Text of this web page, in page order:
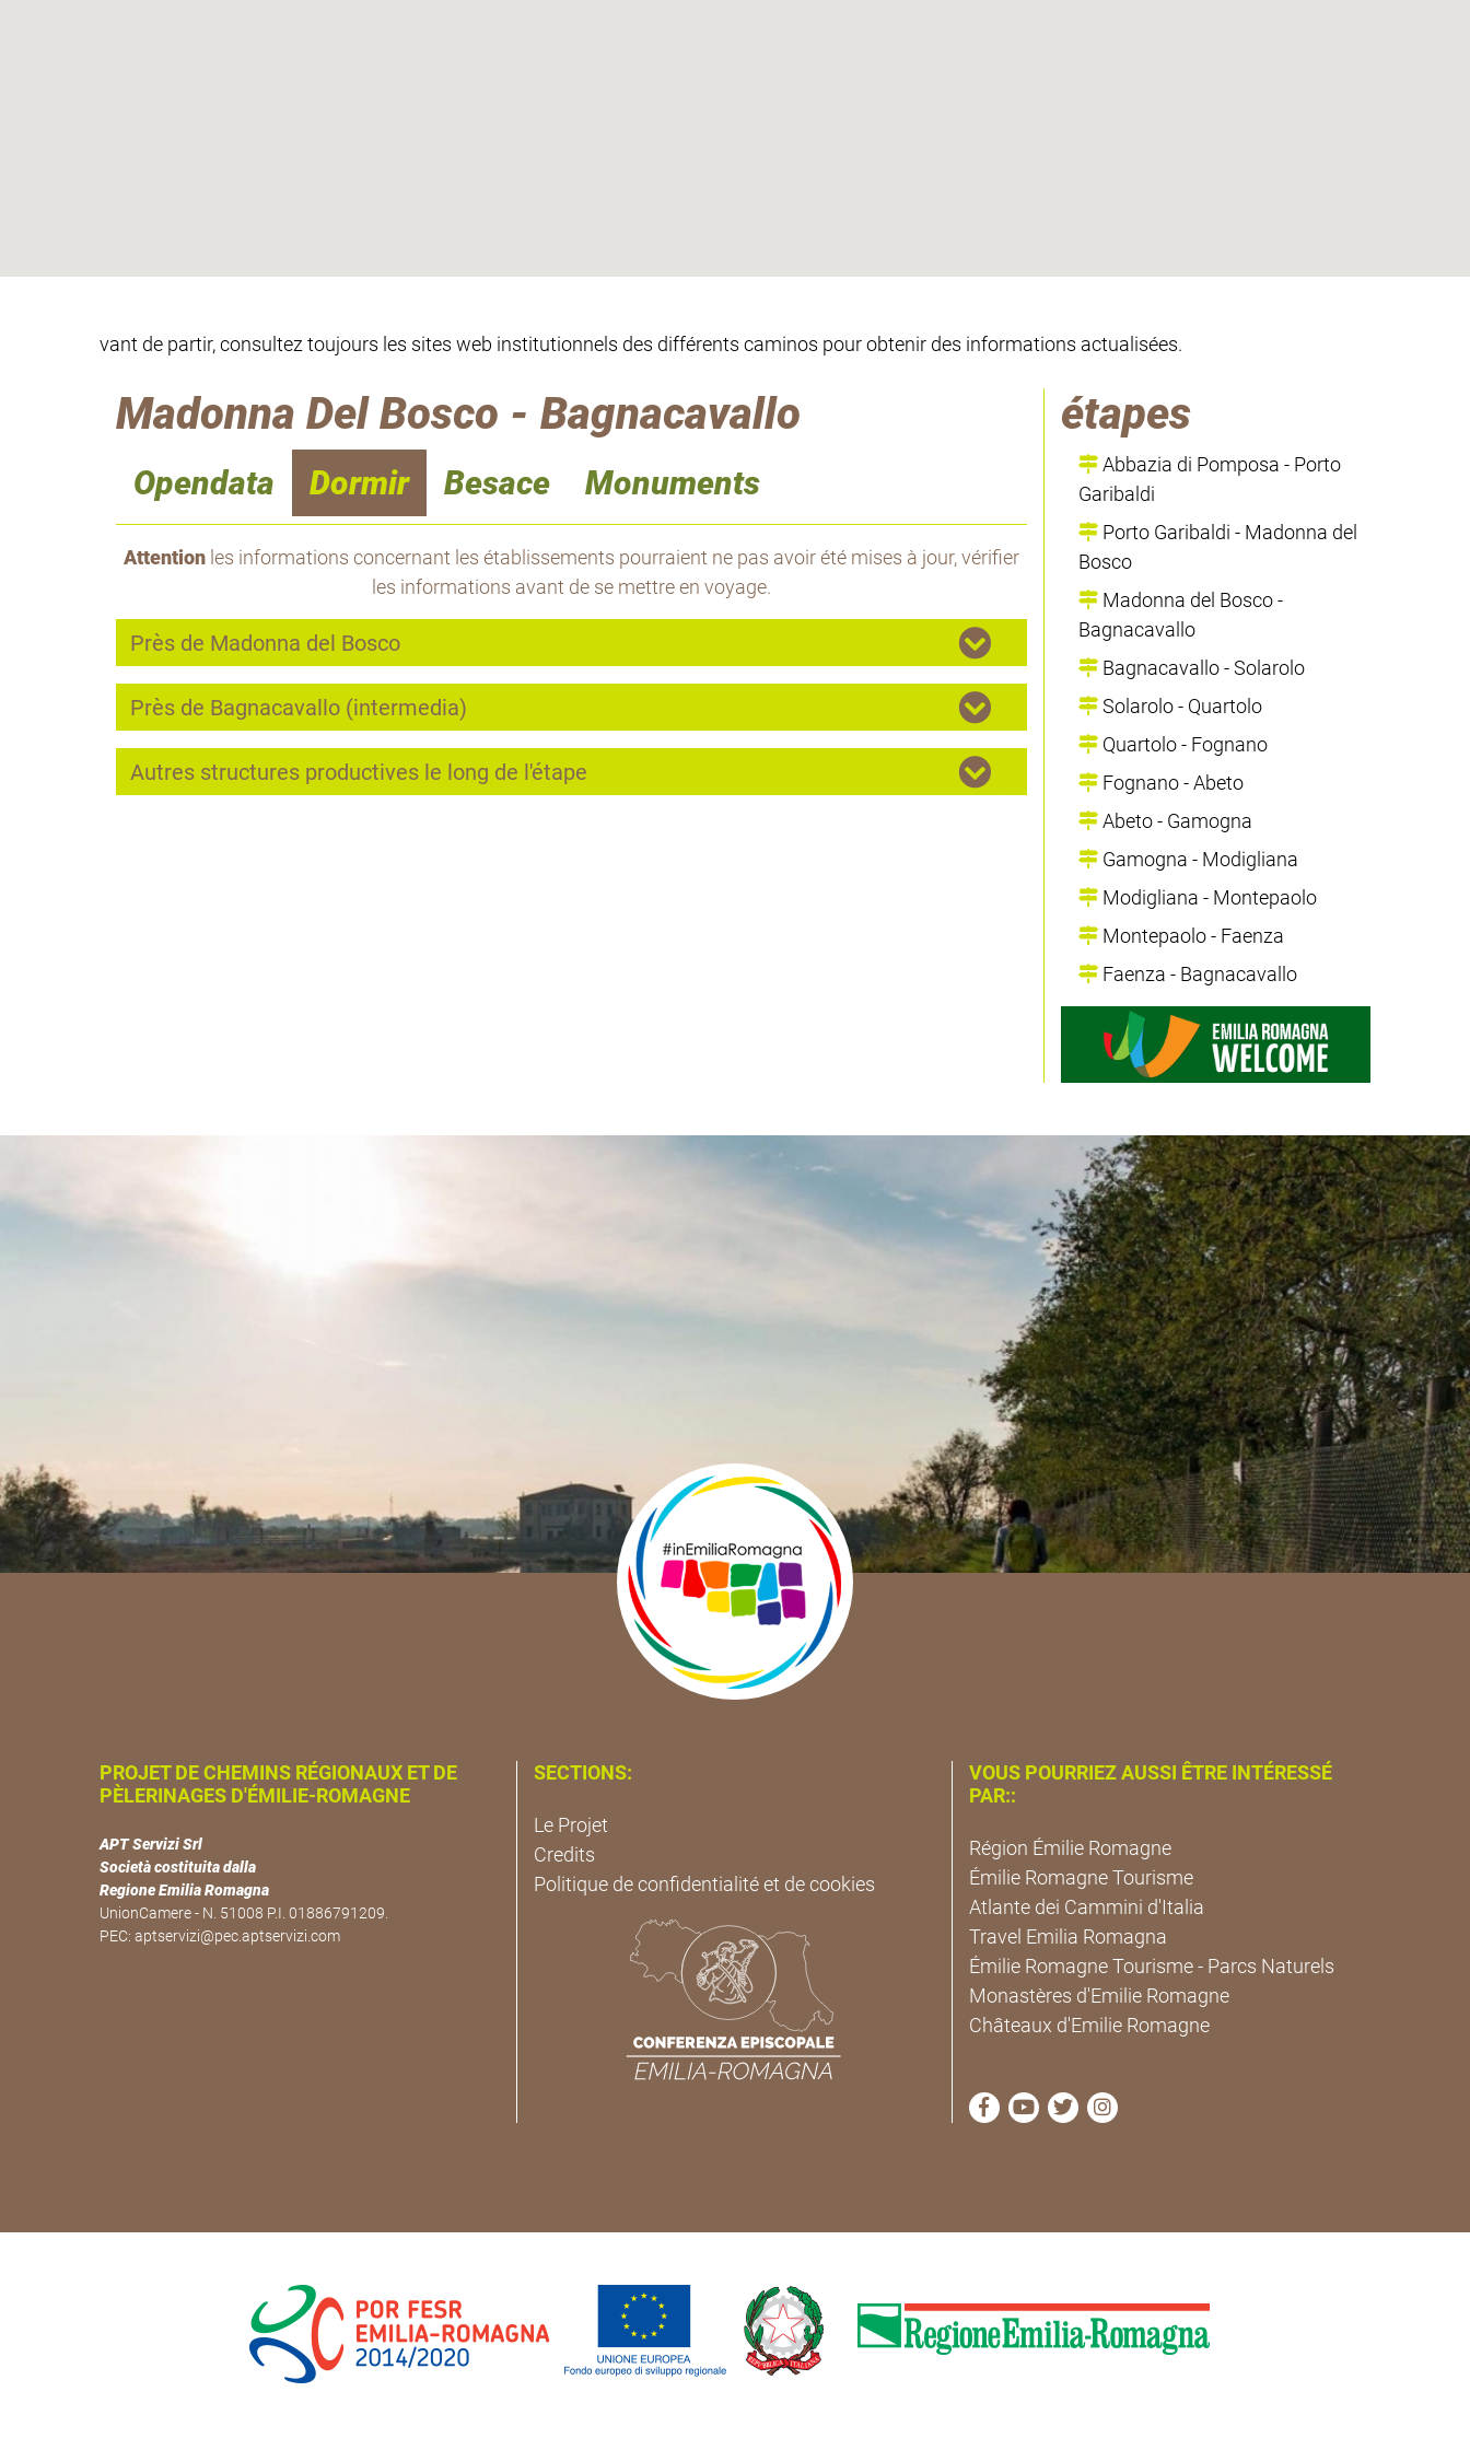
vant de partir, consultez toujours les sites web institutionnels des différents caminos pour obtenir des informations actualisées.
Madonna Del Bosco - Bagnacavallo
Opendata Dormir Besace Monuments
Attention les informations concernant les établissements pourraient ne pas avoir été mises à jour, vérifier
les informations avant de se mettre en voyage.
Près de Madonna del Bosco
Près de Bagnacavallo (intermedia)
Autres structures productives le long de l'étape
étapes
Abbazia di Pomposa - Porto
Garibaldi
Porto Garibaldi - Madonna del
Bosco
Madonna del Bosco -
Bagnacavallo
Bagnacavallo - Solarolo
Solarolo - Quartolo
Quartolo - Fognano
Fognano - Abeto
Abeto - Gamogna
Gamogna - Modigliana
Modigliana - Montepaolo
Montepaolo - Faenza
Faenza - Bagnacavallo
PROJET DE CHEMINS RÉGIONAUX ET DE
PÈLERINAGES D'ÉMILIE-ROMAGNE
APT Servizi Srl
Società costituita dalla
Regione Emilia Romagna
UnionCamere - N. 51008 P.I. 01886791209.
PEC: aptservizi@pec.aptservizi.com
SECTIONS:
Le Projet
Credits
Politique de confidentialité et de cookies
VOUS POURRIEZ AUSSI ÊTRE INTÉRESSÉ
PAR::
Région Émilie Romagne
Émilie Romagne Tourisme
Atlante dei Cammini d'Italia
Travel Emilia Romagna
Émilie Romagne Tourisme - Parcs Naturels
Monastères d'Emilie Romagne
Châteaux d'Emilie Romagne
Visitez la page Facebook de Cammini Emilia-Romagna
Visitez la page YouTube de Cammini Emilia-
Visitez la page Twitter de Cammini Emilia-
Visitez la page Instagram de Cammini